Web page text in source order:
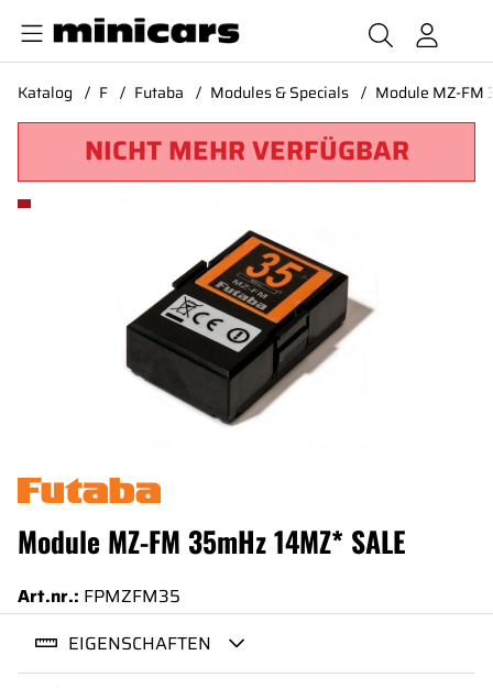
Katalog F Futaba Modules & Specials Module MZ-FM
NICHT MEHR VERFÜGBAR
Produktbilder Module MZ-FM 35mHz 14MZ* SALE
Module MZ-FM 35mHz 14MZ* SALE
Art.nr.: FPMZFM35
EIGENSCHAFTEN